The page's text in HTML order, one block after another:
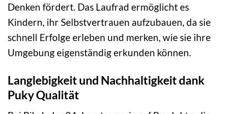
Denken fördert. Das Laufrad ermöglicht es
Kindern, ihr Selbstvertrauen aufzubauen, da sie
schnell Erfolge erleben und merken, wie sie ihre
Umgebung eigenständig erkunden können.
Langlebigkeit und Nachhaltigkeit dank
Puky Qualität